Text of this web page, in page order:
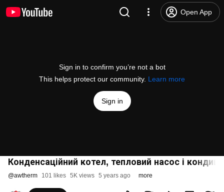
Open App
Sign in to confirm you’re not a bot
This helps protect our community. Learn more
Sign in
Конденсаційний котел, тепловий насос і
@awtherm 101 likes 5K views 5 years ago more